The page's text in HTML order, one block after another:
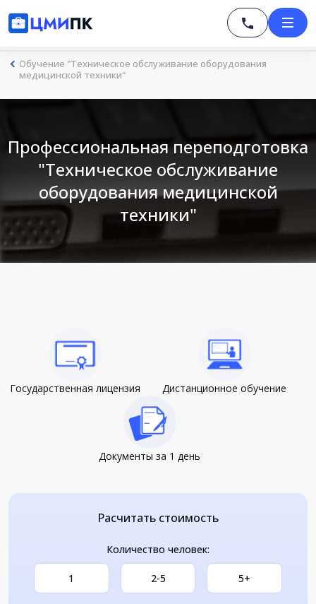
Обучение "Техническое обслуживание оборудования
медицинской техники"
Профессиональная переподготовка
"Техническое обслуживание
оборудования медицинской
техники"
Государственная лицензия Дистанционное обучение
Документы за 1 день
Расчитать стоимость
Количество человек:
1 2-5 5+